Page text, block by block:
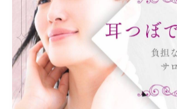
< 前のページ 一覧に戻る